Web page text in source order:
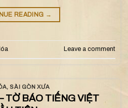
READING →
Leave a comment
, SÀI GÒN XƯA
TỜ BÁO TIẾNG VIỆT